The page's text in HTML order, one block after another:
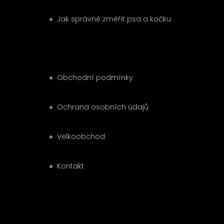
Jak správně změřit psa a kočku
Obchodní podmínky
Ochrana osobních údajů
Velkoobchod
Kontakt